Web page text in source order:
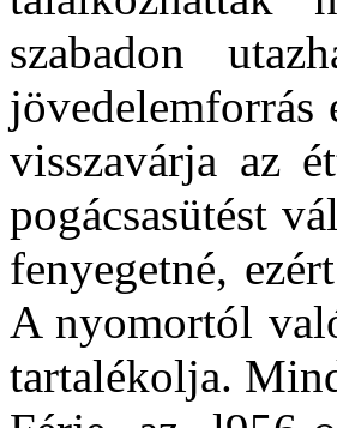
szabadon
jövedelemforrás
visszavárja az
pogácsasütést
fenyegetné,
A nyomortól
tartalékolja.